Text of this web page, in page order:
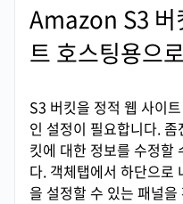
Amazon S3 버
트 호스팅용으
S3 버킷을 정적 웹 사이
인 설정이 필요합니다.
킷에 대한 정보를 수정할
다. 객체탭에서 하단으로
을 설정할 수 있는 패널